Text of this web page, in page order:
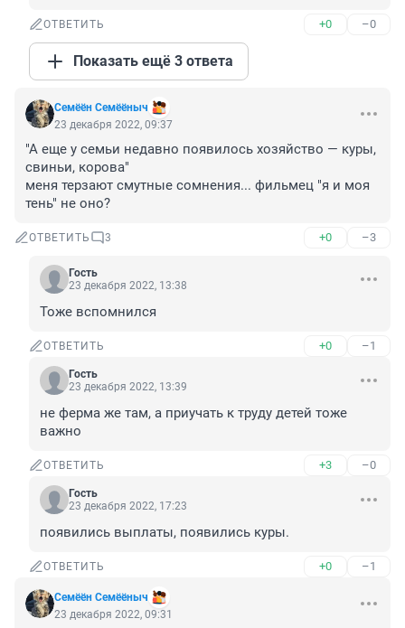
ОТВЕТИТЬ +0 –0
Показать ещё 3 ответа
Семёён Семёёныч
23 декабря 2022, 09:37
"А еще у семьи недавно появилось хозяйство — куры,
свиньи, корова"
меня терзают смутные сомнения... фильмец "я и моя
тень" не оно?
ОТВЕТИТЬ 3 +0 –3
Гость
23 декабря 2022, 13:38
Тоже вспомнился
ОТВЕТИТЬ +0 –1
Гость
23 декабря 2022, 13:39
не ферма же там, а приучать к труду детей тоже
важно
ОТВЕТИТЬ +3 –0
Гость
23 декабря 2022, 17:23
появились выплаты, появились куры.
ОТВЕТИТЬ +0 –1
Семёён Семёёныч
23 декабря 2022, 09:31